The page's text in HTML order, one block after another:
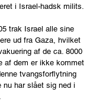
i Israel-hadsk milits.
trak Israel alle sine
ud fra Gaza, hvilket
af de ca. 8000
af dem er ikke kommet
tvangsforflytning
har slået sig ned i